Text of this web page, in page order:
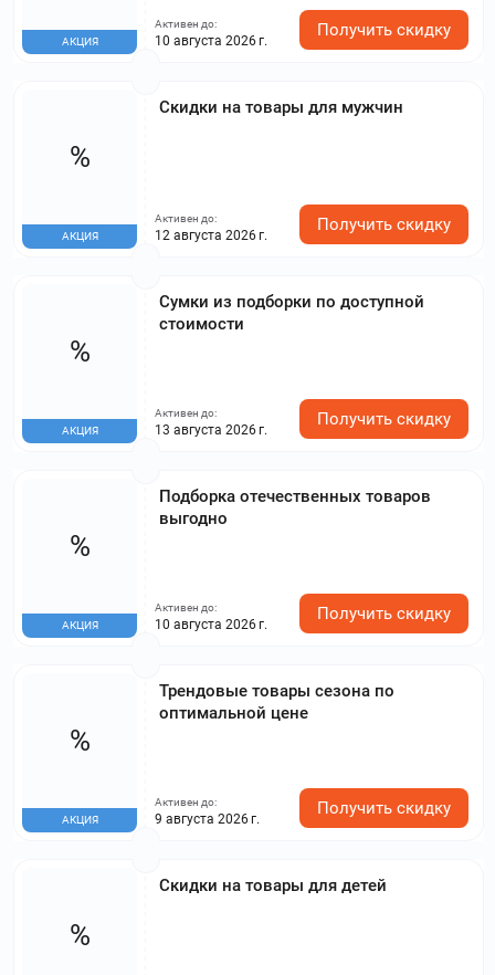
АКЦИЯ
Активен до:
10 августа 2026 г.
Получить скидку
Скидки на товары для мужчин
%
АКЦИЯ
Активен до:
12 августа 2026 г.
Получить скидку
Сумки из подборки по доступной
стоимости
%
АКЦИЯ
Активен до:
13 августа 2026 г.
Получить скидку
Подборка отечественных товаров
выгодно
%
АКЦИЯ
Активен до:
10 августа 2026 г.
Получить скидку
Трендовые товары сезона по
оптимальной цене
%
АКЦИЯ
Активен до:
9 августа 2026 г.
Получить скидку
Скидки на товары для детей
%